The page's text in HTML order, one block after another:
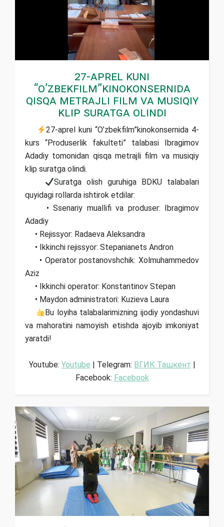
27-aprel kuni
“O’zbekfilm”kinokonsernida
qisqa metrajli film va musiqiy
klip suratga olindi
27-aprel kuni “O’zbekfilm”kinokonsernida 4-
kurs “Produserlik fakulteti” talabasi Ibragimov
Adadiy tomonidan qisqa metrajli film va musiqiy
klip suratga olindi.
Suratga olish guruhiga BDKU talabalari
quyidagi rollarda ishtirok etdilar:
• Ssenariy muallifi va produser: Ibragimov
Adadiy
• Rejissyor: Radaeva Aleksandra
• Ikkinchi rejissyor: Stepanianets Andron
• Operator postanovshchik: Xolmuhammedov
Aziz
• Ikkinchi operator: Konstantinov Stepan
• Maydon administratori: Kuzieva Laura
Bu loyiha talabalarimizning ijodiy yondashuvi
va mahoratini namoyish etishda ajoyib imkoniyat
yaratdi!
Youtube: Youtube | Telegram: ВГИК Ташкент |
Facebook: Facebook